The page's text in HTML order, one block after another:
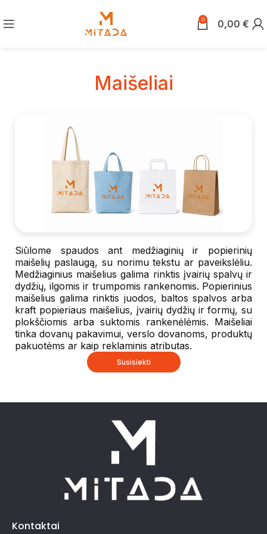
0 0,00 €
Maišeliai
Siūlome spaudos ant medžiaginių ir popierinių
maišelių paslaugą, su norimu tekstu ar paveikslėliu.
Medžiaginius maišelius galima rinktis įvairių spalvų ir
dydžių, ilgomis ir trumpomis rankenomis. Popierinius
maišelius galima rinktis juodos, baltos spalvos arba
kraft popieriaus maišelius, įvairių dydžių ir formų, su
plokščiomis arba suktomis rankenėlėmis. Maišeliai
tinka dovanų pakavimui, verslo dovanoms, produktų
pakuotėms ar kaip reklaminis atributas.
Susisiekti
Kontaktai